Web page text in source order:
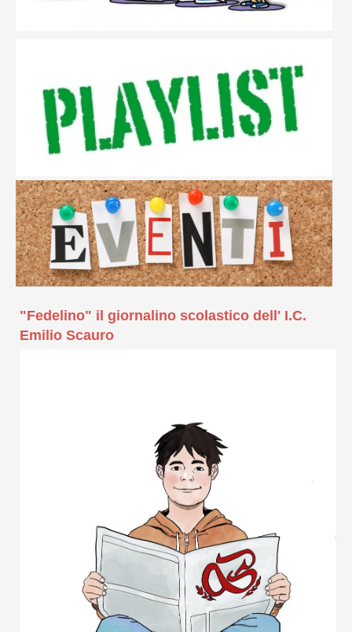
"Fedelino" il giornalino scolastico dell' I.C.
Emilio Scauro